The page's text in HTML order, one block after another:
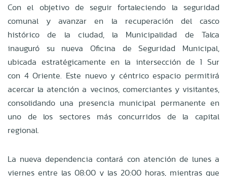
Con el objetivo de seguir fortaleciendo la seguridad
comunal y avanzar en la recuperación del casco
histórico de la ciudad, la Municipalidad de Talca
inauguró su nueva Oficina de Seguridad Municipal,
ubicada estratégicamente en la intersección de 1 Sur
con 4 Oriente. Este nuevo y céntrico espacio permitirá
acercar la atención a vecinos, comerciantes y visitantes,
consolidando una presencia municipal permanente en
uno de los sectores más concurridos de la capital
regional.
La nueva dependencia contará con atención de lunes a
viernes entre las 08:00 y las 20:00 horas, mientras que